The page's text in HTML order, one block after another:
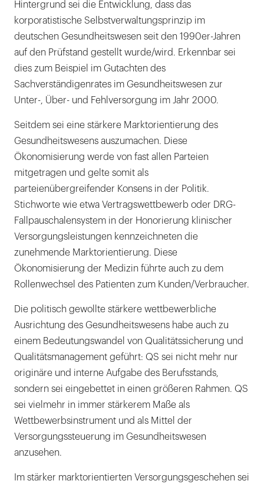
Hintergrund sei die Entwicklung, dass das
korporatistische Selbstverwaltungsprinzip im
deutschen Gesundheitswesen seit den 1990er-Jahren
auf den Prüfstand gestellt wurde/wird. Erkennbar sei
dies zum Beispiel im Gutachten des
Sachverständigenrates im Gesundheitswesen zur
Unter-, Über- und Fehlversorgung im Jahr 2000.
Seitdem sei eine stärkere Marktorientierung des
Gesundheitswesens auszumachen. Diese
Ökonomisierung werde von fast allen Parteien
mitgetragen und gelte somit als
parteienübergreifender Konsens in der Politik.
Stichworte wie etwa Vertragswettbewerb oder DRG-
Fallpauschalensystem in der Honorierung klinischer
Versorgungsleistungen kennzeichneten die
zunehmende Marktorientierung. Diese
Ökonomisierung der Medizin führte auch zu dem
Rollenwechsel des Patienten zum Kunden/Verbraucher.
Die politisch gewollte stärkere wettbewerbliche
Ausrichtung des Gesundheitswesens habe auch zu
einem Bedeutungswandel von Qualitätssicherung und
Qualitätsmanagement geführt: QS sei nicht mehr nur
originäre und interne Aufgabe des Berufsstands,
sondern sei eingebettet in einen größeren Rahmen. QS
sei vielmehr in immer stärkerem Maße als
Wettbewerbsinstrument und als Mittel der
Versorgungssteuerung im Gesundheitswesen
anzusehen.
Im stärker marktorientierten Versorgungsgeschehen sei